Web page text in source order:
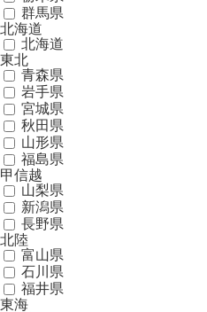
群馬県
北海道
北海道
東北
青森県
岩手県
宮城県
秋田県
山形県
福島県
甲信越
山梨県
新潟県
長野県
北陸
富山県
石川県
福井県
東海